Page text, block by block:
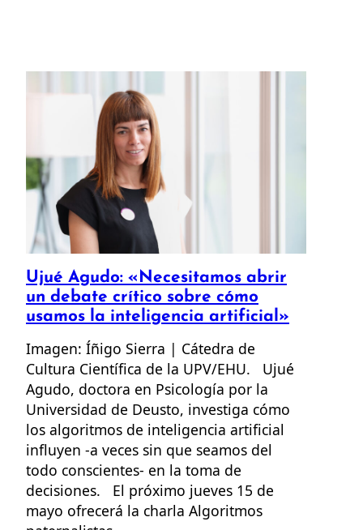
Ujué Agudo: «Necesitamos abrir
un debate crítico sobre cómo
usamos la inteligencia artificial»
Imagen: Íñigo Sierra | Cátedra de
Cultura Científica de la UPV/EHU. Ujué
Agudo, doctora en Psicología por la
Universidad de Deusto, investiga cómo
los algoritmos de inteligencia artificial
influyen -a veces sin que seamos del
todo conscientes- en la toma de
decisiones. El próximo jueves 15 de
mayo ofrecerá la charla Algoritmos